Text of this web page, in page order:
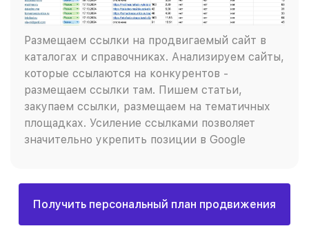
Размещаем ссылки на продвигаемый сайт в
каталогах и справочниках. Анализируем сайты,
которые ссылаются на конкурентов -
размещаем ссылки там. Пишем статьи,
закупаем ссылки, размещаем на тематичных
площадках. Усиление ссылками позволяет
значительно укрепить позиции в Google
Получить персональный план продвижения